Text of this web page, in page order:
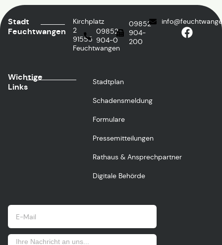
Stadt
Feuchtwangen
Kirchplatz
2
91555
Feuchtwangen
09852
904-0
09852
904-
200
Wichtige
Links
Stadtplan
Schadensmeldung
Formulare
Pressemitteilungen
Rathaus & Ansprechpartner
Digitale Behörde